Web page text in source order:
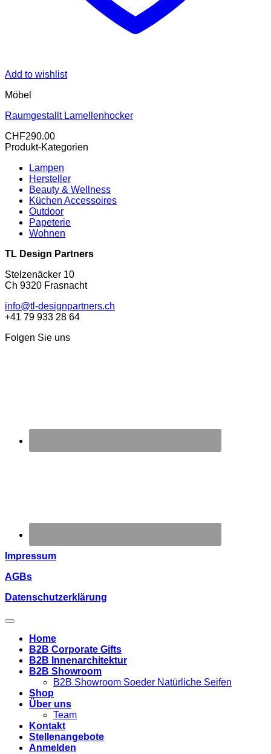
Add to wishlist
Möbel
Raumgestallt Lamellenhocker
CHF290.00
Produkt-Kategorien
Lampen
Hersteller
Beauty & Wellness
Küchen Accessoires
Outdoor
Papeterie
Wohnen
TL Design Partners
Stelzenäcker 10
Ch 9320 Frasnacht
info@tl-designpartners.ch
+41 79 933 28 64
Folgen Sie uns
Impressum
AGBs
Datenschutzerklärung
Home
B2B Corporate Gifts
B2B Innenarchitektur
B2B Showroom
B2B Showroom Soeder Natürliche Seifen
Shop
Über uns
Team
Kontakt
Stellenangebote
Anmelden